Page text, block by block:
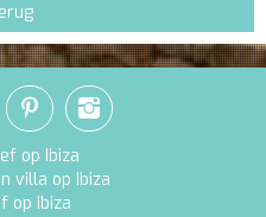
op Ibiza
villa op Ibiza
op Ibiza